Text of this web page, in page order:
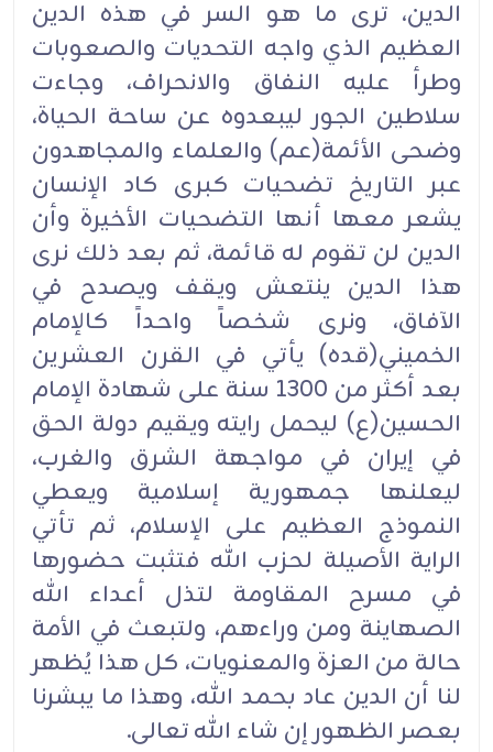
الدين، ترى ما هو السر في هذه الدين
العظيم الذي واجه التحديات والصعوبات
وطرأ عليه النفاق والانحراف، وجاءت
سلاطين الجور ليبعدوه عن ساحة الحياة،
وضحى الأئمة(عم) والعلماء والمجاهدون
عبر التاريخ تضحيات كبرى كاد الإنسان
يشعر معها أنها التضحيات الأخيرة وأن
الدين لن تقوم له قائمة، ثم بعد ذلك نرى
هذا الدين ينتعش ويقف ويصدح في
الآفاق، ونرى شخصاً واحداً كالإمام
الخميني(قده) يأتي في القرن العشرين
بعد أكثر من 1300 سنة على شهادة الإمام
الحسين(ع) ليحمل رايته ويقيم دولة الحق
في إيران في مواجهة الشرق والغرب،
ليعلنها جمهورية إسلامية ويعطي
النموذج العظيم على الإسلام، ثم تأتي
الراية الأصيلة لحزب الله فتثبت حضورها
في مسرح المقاومة لتذل أعداء الله
الصهاينة ومن وراءهم، ولتبعث في الأمة
حالة من العزة والمعنويات، كل هذا يُظهر
لنا أن الدين عاد بحمد الله، وهذا ما يبشرنا
بعصر الظهور إن شاء الله تعالى.